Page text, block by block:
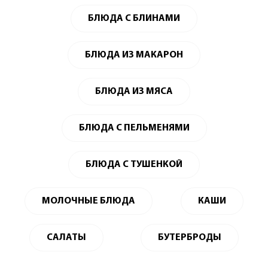
БЛЮДА С БЛИНАМИ
БЛЮДА ИЗ МАКАРОН
БЛЮДА ИЗ МЯСА
БЛЮДА С ПЕЛЬМЕНЯМИ
БЛЮДА С ТУШЕНКОЙ
МОЛОЧНЫЕ БЛЮДА КАШИ
САЛАТЫ БУТЕРБРОДЫ